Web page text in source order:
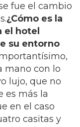
fue el cambio
¿Cómo es la
el hotel
su entorno
mano con lo
lujo, que no
es más la
en el caso
casitas y